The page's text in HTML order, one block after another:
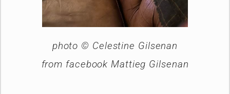
photo © Celestine Gilsenan
from facebook Mattieg Gilsenan